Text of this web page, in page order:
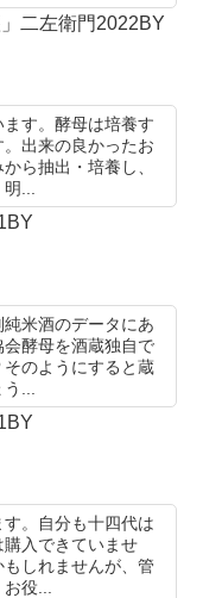
二左衛門2022BY
す。酵母は培養す
出来の良かったお
ら抽出・培養し、
...
米酒のデータにあ
酵母を酒蔵独自で
のようにすると蔵
...
。自分も十四代は
入できていませ
しれませんが、管
役...